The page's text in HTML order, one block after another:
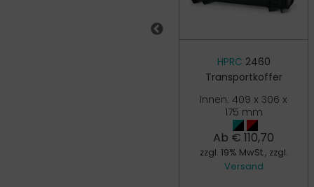
HPRC 2460
Transportkoffer
Innen: 409 x 306 x
175 mm
Ab € 110,70
zzgl. 19% MwSt., zzgl.
Versand